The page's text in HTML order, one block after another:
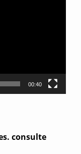
00:40
consulte